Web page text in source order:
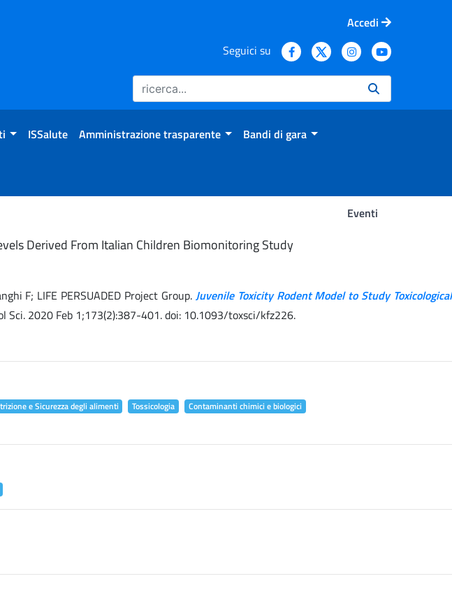
Accedi
Seguici su
ISSalute Amministrazione trasparente Bandi di gara
Eventi
Derived From Italian Children Biomonitoring Study
F; LIFE PERSUADED Project Group. Juvenile Toxicity Rodent Model to Study Toxicological
Sci. 2020 Feb 1;173(2):387-401. doi: 10.1093/toxsci/kfz226.
e Sicurezza degli alimenti Tossicologia
Contaminanti chimici e biologici